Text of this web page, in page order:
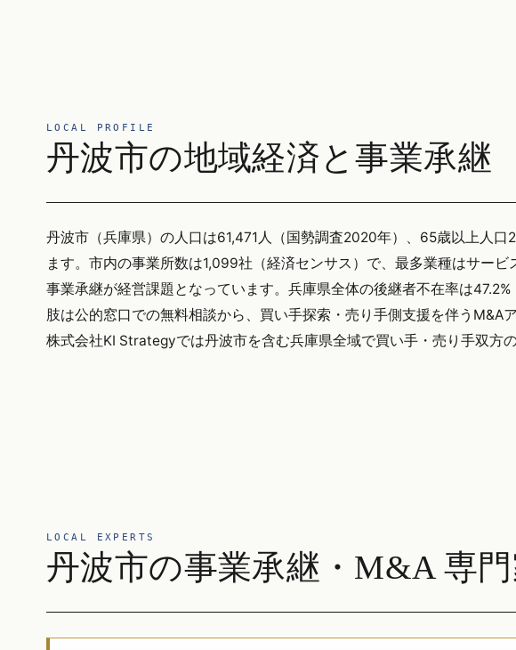
LOCAL PROFILE
丹波市の地域経済と事業承継
丹波市（兵庫県）の人口は61,471人（国勢調査2020年）、65歳以上人
ます。市内の事業所数は1,099社（経済センサス）で、最多業種はサー
事業承継が経営課題となっています。兵庫県全体の後継者不在率は
肢は公的窓口での無料相談から、買い手探索・売り手側支援を伴うM&A
株式会社KI Strategyでは丹波市を含む兵庫県全域で買い手・売り手双方
LOCAL EXPERTS
丹波市の事業承継・M&A 専